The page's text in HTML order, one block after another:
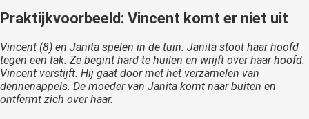
Praktijkvoorbeeld: Vincent komt er niet uit
Vincent (8) en Janita spelen in de tuin. Janita stoot haar hoofd
tegen een tak. Ze begint hard te huilen en wrijft over haar hoofd.
Vincent verstijft. Hij gaat door met het verzamelen van
dennenappels. De moeder van Janita komt naar buiten en
ontfermt zich over haar.